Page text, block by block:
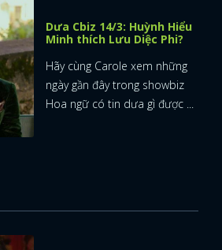
Dưa Cbiz 14/3: Huỳnh Hiểu
Minh thích Lưu Diệc Phi?
Hãy cùng Carole xem những
ngày gần đây trong showbiz
Hoa ngữ có tin dưa gì được ...